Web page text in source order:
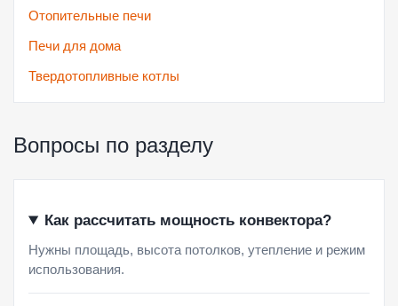
Отопительные печи
Печи для дома
Твердотопливные котлы
Вопросы по разделу
Как рассчитать мощность конвектора?
Нужны площадь, высота потолков, утепление и режим
использования.